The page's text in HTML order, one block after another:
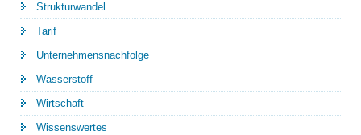
Strukturwandel
Tarif
Unternehmensnachfolge
Wasserstoff
Wirtschaft
Wissenswertes